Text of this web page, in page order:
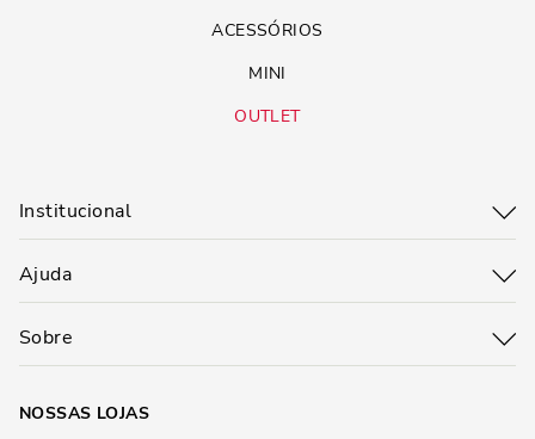
ACESSÓRIOS
MINI
OUTLET
Institucional
Ajuda
Sobre
NOSSAS LOJAS